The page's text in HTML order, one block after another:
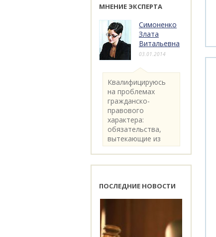
МНЕНИЕ ЭКСПЕРТА
Симоненко
Злата
Витальевна
03.01.2014
Квалифицируюсь
на проблемах
гражданско-
правового
характера:
обязательства,
вытекающие из
категории..
ПОСЛЕДНИЕ НОВОСТИ